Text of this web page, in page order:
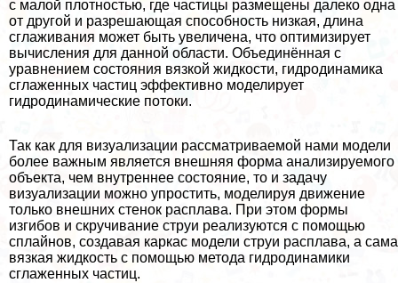
с малой плотностью, где частицы размещены далеко одна
от другой и разрешающая способность низкая, длина
сглаживания может быть увеличена, что оптимизирует
вычисления для данной области. Объединённая с
уравнением состояния вязкой жидкости, гидродинамика
сглаженных частиц эффективно моделирует
гидродинамические потоки.
Так как для визуализации рассматриваемой нами модели
более важным является внешняя форма анализируемого
объекта, чем внутреннее состояние, то и задачу
визуализации можно упростить, моделируя движение
только внешних стенок расплава. При этом формы
изгибов и скручивание струи реализуются с помощью
сплайнов, создавая каркас модели струи расплава, а сама
вязкая жидкость с помощью метода гидродинамики
сглаженных частиц.